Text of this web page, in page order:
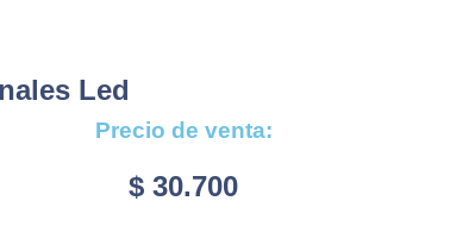
Led
Precio de venta:
$ 30.700